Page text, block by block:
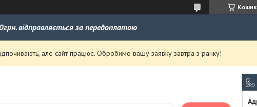
Кошик
відправляється за передоплатою
але сайт працює. Обробимо вашу заявку завтра з ранку!